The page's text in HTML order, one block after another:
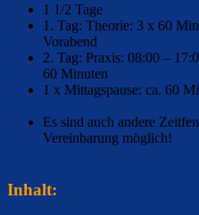
1 1/2 Tage
1. Tag: Theorie: 3 x 60
Vorabend
2. Tag: Praxis: 08:00 –
60 Minuten
1 x Mittagspause: ca. 60
Es sind auch andere
Vereinbarung möglich!
Inhalt: